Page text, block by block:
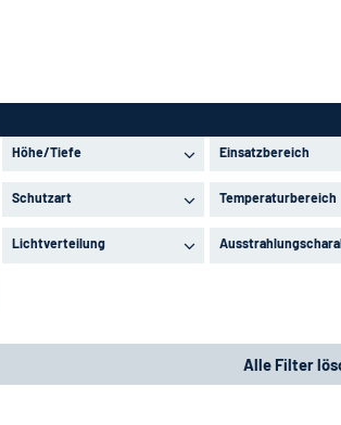
Höhe/Tiefe Einsatzbereich
Schutzart Temperaturbereich
Lichtverteilung
Alle Filter